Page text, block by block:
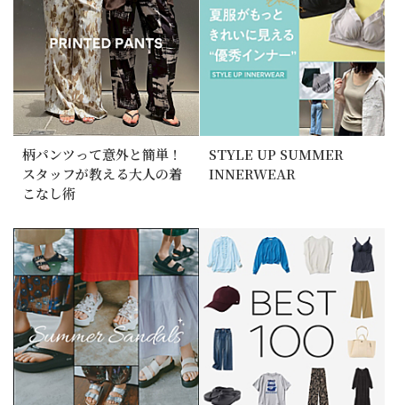
柄パンツって意外と簡単！
スタッフが教える大人の着
こなし術
STYLE UP SUMMER
INNERWEAR